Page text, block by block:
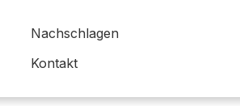
Nachschlagen
Kontakt